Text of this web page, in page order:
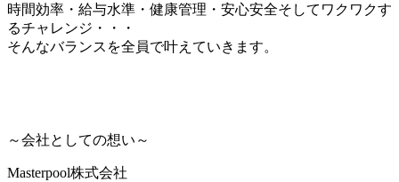
時間効率・給与水準・健康管理・安心安全そしてワクワクす
るチャレンジ・・・
そんなバランスを全員で叶えていきます。
～会社としての想い～
Masterpool株式会社